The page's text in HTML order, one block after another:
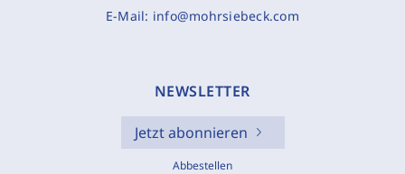
E-Mail: info@mohrsiebeck.com
NEWSLETTER
Jetzt abonnieren
Abbestellen